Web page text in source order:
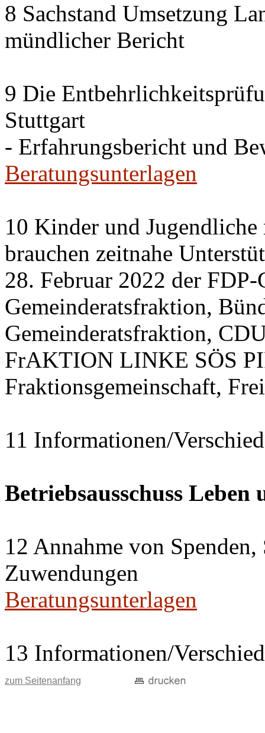
8 Sachstand Umsetzung
mündlicher Bericht
9 Die
Stuttgart
- Erfahrungsbericht und
Beratungsunterlagen
10 Kinder und
brauchen zeitnahe
28. Februar 2022 der
Gemeinderatsfraktion,
Gemeinderatsfraktion,
FrAKTION LINKE SÖS
Fraktionsgemeinschaft,
11 Informationen/
Betriebsausschuss Leben
12 Annahme von
Zuwendungen
Beratungsunterlagen
13 Informationen/
zum Seitenanfang